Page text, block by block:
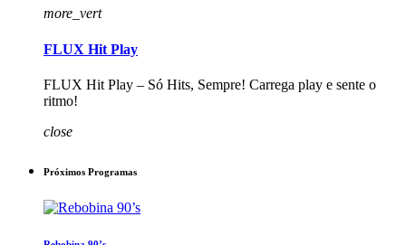
more_vert
FLUX Hit Play
FLUX Hit Play – Só Hits, Sempre! Carrega play e sente o
ritmo!
close
Próximos Programas